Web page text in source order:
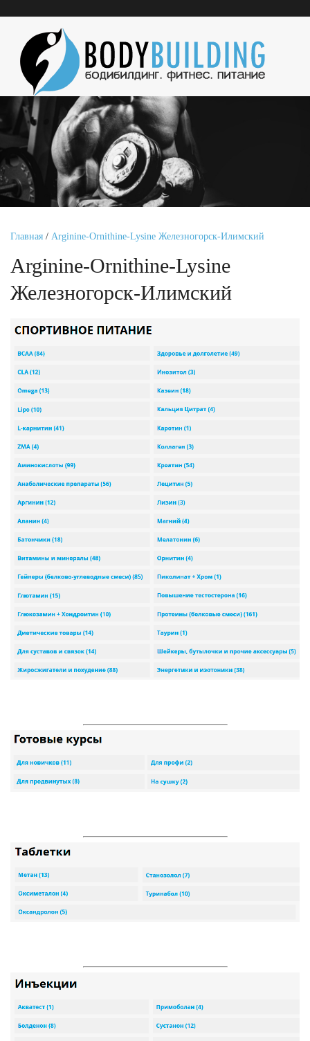
Главная / Arginine-Ornithine-Lysine Железногорск-Илимский
Arginine-Ornithine-Lysine
Железногорск-Илимский